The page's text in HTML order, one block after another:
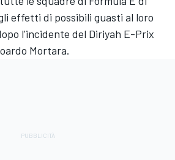
effetti di possibili guasti al loro
l'incidente del Diriyah E-Prix
Mortara.